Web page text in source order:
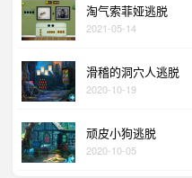
淘气索菲娅逃脱
2021-05-14
滑稽的洞穴人逃脱
2020-10-19
顽皮小狗逃脱
2020-10-05